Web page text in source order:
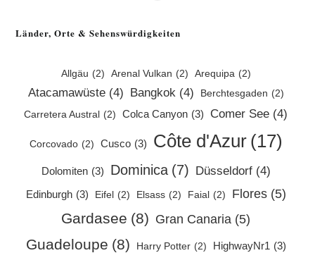
new
Länder, Orte & Sehenswürdigkeiten
Allgäu (2) Arenal Vulkan (2) Arequipa (2)
Atacamawüste (4) Bangkok (4) Berchtesgaden (2)
Carretera Austral (2) Colca Canyon (3) Comer See (4)
Corcovado (2) Cusco (3) Côte d'Azur (17)
Dolomiten (3) Dominica (7) Düsseldorf (4)
Edinburgh (3) Eifel (2) Elsass (2) Faial (2) Flores (5)
Gardasee (8) Gran Canaria (5)
Guadeloupe (8) Harry Potter (2) HighwayNr1 (3)